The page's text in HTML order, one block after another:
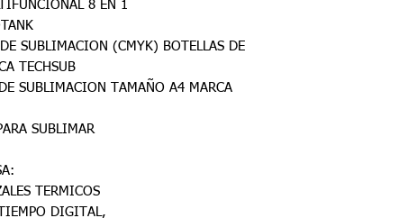
8 EN 1
SUBLIMACION (CMYK) BOTELLAS DE
TECHSUB
SUBLIMACION TAMAÑO A4 MARCA
SUBLIMAR
TERMICOS
DIGITAL,